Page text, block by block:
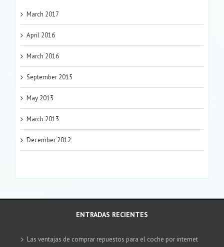
March 2017
April 2016
March 2016
September 2015
May 2013
March 2013
December 2012
ENTRADAS RECIENTES
Las ventajas de comprar repuestos para el coche por internet